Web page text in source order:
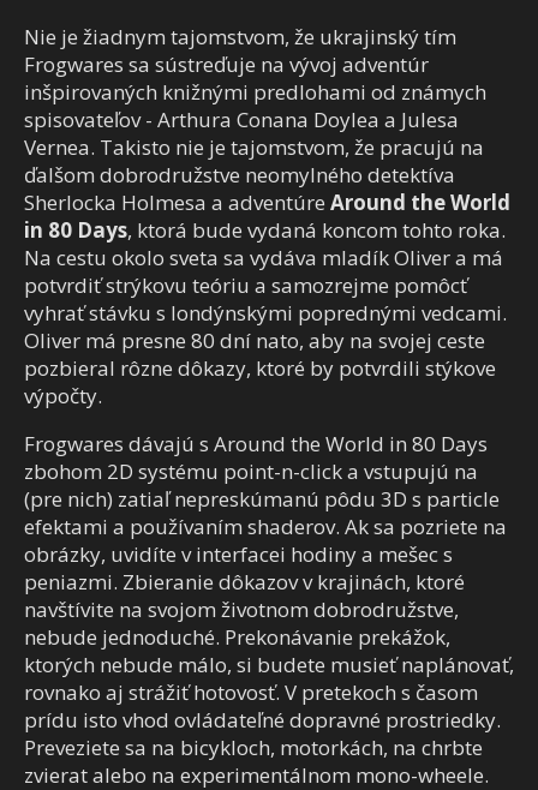
Nie je žiadnym tajomstvom, že ukrajinský tím
Frogwares sa sústreďuje na vývoj adventúr
inšpirovaných knižnými predlohami od známych
spisovateľov - Arthura Conana Doylea a Julesa
Vernea. Takisto nie je tajomstvom, že pracujú na
ďalšom dobrodružstve neomylného detektíva
Sherlocka Holmesa a adventúre Around the World
in 80 Days, ktorá bude vydaná koncom tohto roka.
Na cestu okolo sveta sa vydáva mladík Oliver a má
potvrdiť strýkovu teóriu a samozrejme pomôcť
vyhrať stávku s londýnskými poprednými vedcami.
Oliver má presne 80 dní nato, aby na svojej ceste
pozbieral rôzne dôkazy, ktoré by potvrdili stýkove
výpočty.
Frogwares dávajú s Around the World in 80 Days
zbohom 2D systému point-n-click a vstupujú na
(pre nich) zatiaľ nepreskúmanú pôdu 3D s particle
efektami a používaním shaderov. Ak sa pozriete na
obrázky, uvidíte v interfacei hodiny a mešec s
peniazmi. Zbieranie dôkazov v krajinách, ktoré
navštívite na svojom životnom dobrodružstve,
nebude jednoduché. Prekonávanie prekážok,
ktorých nebude málo, si budete musieť naplánovať,
rovnako aj strážiť hotovosť. V pretekoch s časom
prídu isto vhod ovládateľné dopravné prostriedky.
Preveziete sa na bicykloch, motorkách, na chrbte
zvierat alebo na experimentálnom mono-wheele.